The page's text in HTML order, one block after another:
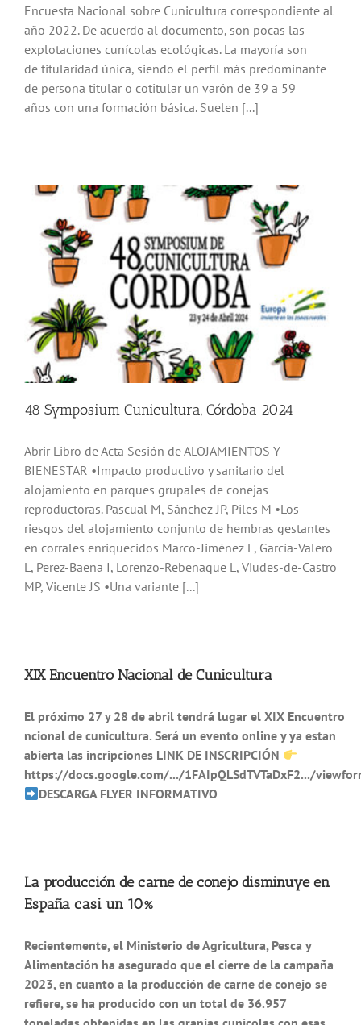
Encuesta Nacional sobre Cunicultura correspondiente al
año 2022. De acuerdo al documento, son pocas las
explotaciones cunícolas ecológicas. La mayoría son
de titularidad única, siendo el perfil más predominante
de persona titular o cotitular un varón de 39 a 59
años con una formación básica. Suelen [...]
48 Symposium Cunicultura, Córdoba 2024
Abrir Libro de Acta Sesión de ALOJAMIENTOS Y
BIENESTAR •Impacto productivo y sanitario del
alojamiento en parques grupales de conejas
reproductoras. Pascual M, Sánchez JP, Piles M •Los
riesgos del alojamiento conjunto de hembras gestantes
en corrales enriquecidos Marco-Jiménez F, García-Valero
L, Perez-Baena I, Lorenzo-Rebenaque L, Viudes-de-Castro
MP, Vicente JS •Una variante [...]
XIX Encuentro Nacional de Cunicultura
El próximo 27 y 28 de abril tendrá lugar el XIX Encuentro
ncional de cunicultura. Será un evento online y ya estan
abierta las incripciones LINK DE INSCRIPCIÓN
https://docs.google.com/.../1FAIpQLSdTVTaDxF2.../
DESCARGA FLYER INFORMATIVO
La producción de carne de conejo disminuye en
España casi un 10%
Recientemente, el Ministerio de Agricultura, Pesca y
Alimentación ha asegurado que el cierre de la campaña
2023, en cuanto a la producción de carne de conejo se
refiere, se ha producido con un total de 36.957